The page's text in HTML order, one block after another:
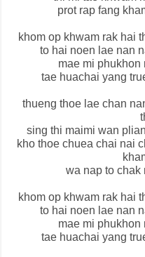
prot rap fang
khom op khwam rak hai
to hai noen lae nan
mae mi phukhon
tae huachai yang
thueng thoe lae chan
sing thi maimi wan
kho thoe chuea chai nai
wa nap to chak
khom op khwam rak hai
to hai noen lae nan
mae mi phukhon
tae huachai yang